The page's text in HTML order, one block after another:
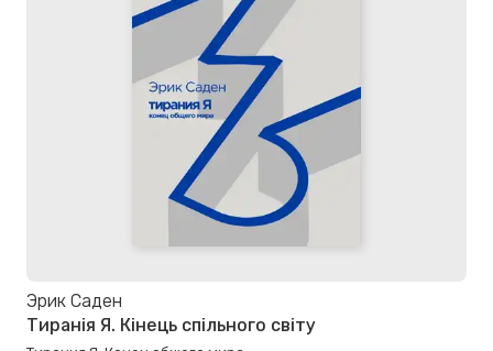
Эрик Саден
Тиранія Я. Кінець спільного світу